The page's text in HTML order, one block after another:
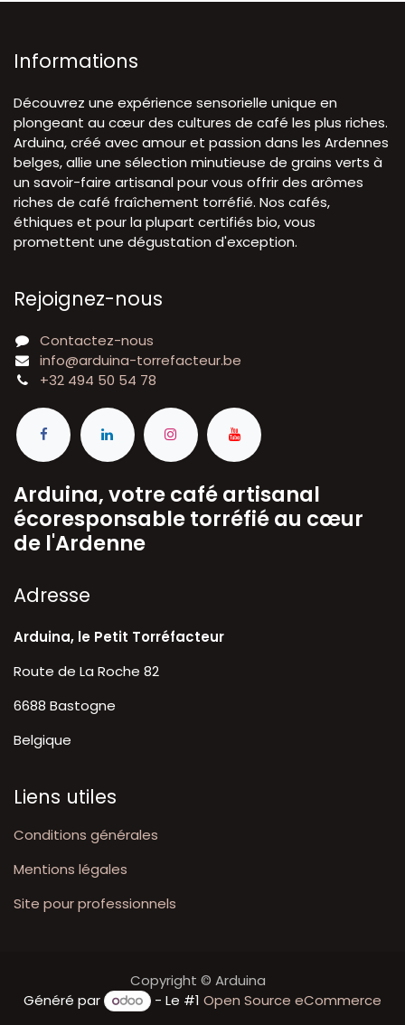
Informations
Découvrez une expérience sensorielle unique en
plongeant au cœur des cultures de café les plus riches.
Arduina, créé avec amour et passion dans les Ardennes
belges, allie une sélection minutieuse de grains verts à
un savoir-faire artisanal pour vous offrir des arômes
riches de café fraîchement torréfié. Nos cafés,
éthiques et pour la plupart certifiés bio, vous
promettent une dégustation d'exception.
Rejoignez-nous
Contactez-nous
info@arduina-torrefacteur.be
+32 494 50 54 78
Arduina, votre café artisanal
écoresponsable torréfié au cœur
de l'Ardenne
A​dresse
Arduina, le Petit Torréfacteur
Route de La Roche 82
6688 Bastogne
Belgique
Liens utiles
Conditions générales
Mentions légales
Site pour professionnels
Copyright © Arduina
Généré par
- Le #1 Open Source eCommerce